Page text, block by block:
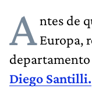
Antes de
Europa,
Diego Santilli.